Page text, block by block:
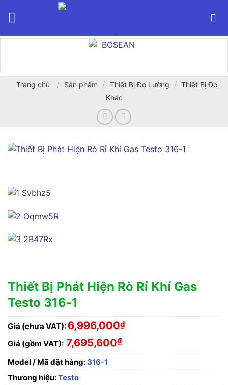
Trang chủ / Sản phẩm / Thiết Bị Đo Lường / Thiết Bị Đo
Khác
Thiết Bị Phát Hiện Rò Rỉ Khí Gas
Testo 316-1
Giá (chưa VAT): 6,996,000₫
Giá (gồm VAT): 7,695,600₫
Model / Mã đặt hàng: 316-1
Thương hiệu:Testo